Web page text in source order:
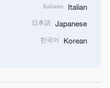
Italian
Italiano
Japanese
日本語
Korean
한국어